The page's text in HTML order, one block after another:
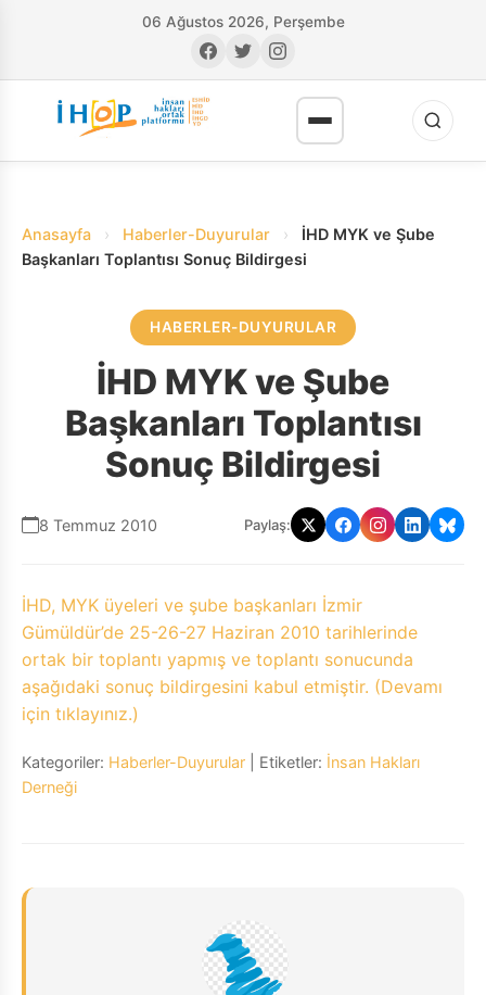
06 Ağustos 2026, Perşembe
Anasayfa › Haberler-Duyurular ›
İHD MYK ve Şube
Başkanları Toplantısı Sonuç Bildirgesi
HABERLER-DUYURULAR
İHD MYK ve Şube
Başkanları Toplantısı
Sonuç Bildirgesi
8 Temmuz 2010 Paylaş:
İHD, MYK üyeleri ve şube başkanları İzmir
Gümüldür’de 25-26-27 Haziran 2010 tarihlerinde
ortak bir toplantı yapmış ve toplantı sonucunda
aşağıdaki sonuç bildirgesini kabul etmiştir. (Devamı
için tıklayınız.)
Kategoriler: Haberler-Duyurular | Etiketler: İnsan Hakları
Derneği